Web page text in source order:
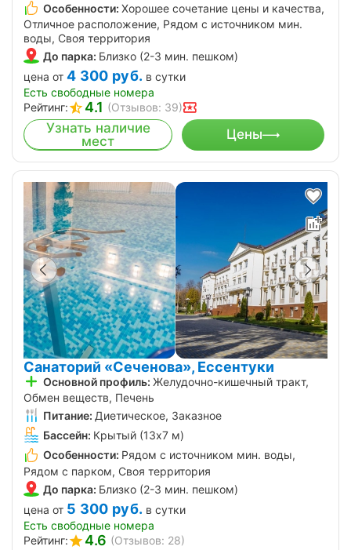
Особенности: Хорошее сочетание цены и качества,
Отличное расположение, Рядом с источником мин.
воды, Своя территория
До парка: Близко (2-3 мин. пешком)
цена от 4 300 руб. в сутки
Есть свободные номера
Рейтинг:
4.1 (Отзывов: 39)
Узнать наличие
мест
Цены
Санаторий «Сеченова», Ессентуки
Основной профиль: Желудочно-кишечный тракт,
Обмен веществ, Печень
Питание: Диетическое, Заказное
Бассейн: Крытый (13х7 м)
Особенности: Рядом с источником мин. воды,
Рядом с парком, Своя территория
До парка: Близко (2-3 мин. пешком)
цена от 5 300 руб. в сутки
Есть свободные номера
Рейтинг:
4.6 (Отзывов: 28)